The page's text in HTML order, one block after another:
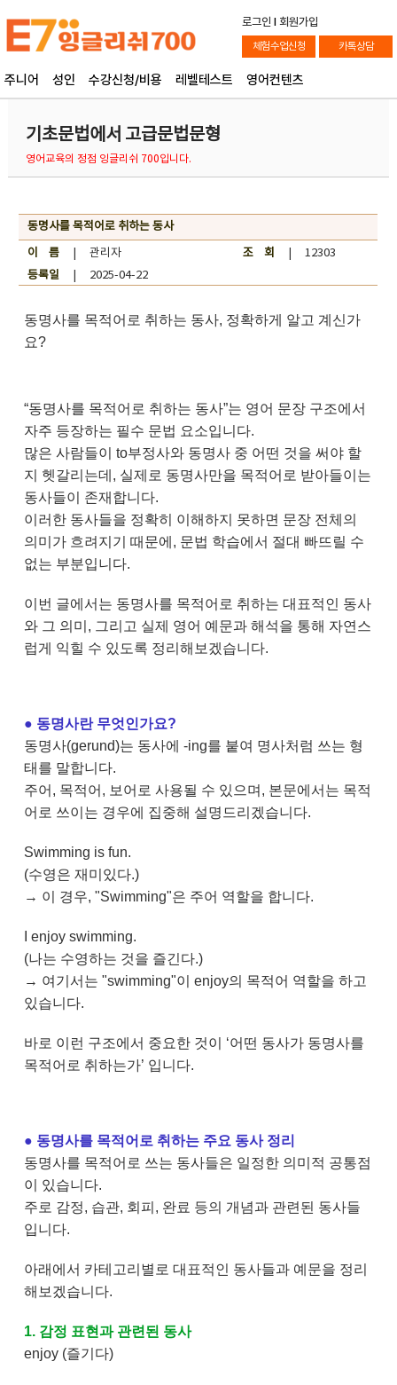
로그인 l 회원가입
체험수업신청 카톡상담
주니어 성인 수강신청/비용 레벨테스트 영어컨텐츠
기초문법에서 고급문법문형
영어교육의 정점 잉글리쉬 700입니다.
동명사를 목적어로 취하는 동사
이 름| 관리자 조 회
| 12303
등록일| 2025-04-22
동명사를 목적어로 취하는 동사, 정확하게 알고 계신가
요?
“동명사를 목적어로 취하는 동사”는 영어 문장 구조에서
자주 등장하는 필수 문법 요소입니다.
많은 사람들이 to부정사와 동명사 중 어떤 것을 써야 할
지 헷갈리는데, 실제로 동명사만을 목적어로 받아들이는
동사들이 존재합니다.
이러한 동사들을 정확히 이해하지 못하면 문장 전체의
의미가 흐려지기 때문에, 문법 학습에서 절대 빠뜨릴 수
없는 부분입니다.
이번 글에서는 동명사를 목적어로 취하는 대표적인 동사
와 그 의미, 그리고 실제 영어 예문과 해석을 통해 자연스
럽게 익힐 수 있도록 정리해보겠습니다.
● 동명사란 무엇인가요?
동명사(gerund)는 동사에 -ing를 붙여 명사처럼 쓰는 형
태를 말합니다.
주어, 목적어, 보어로 사용될 수 있으며, 본문에서는 목적
어로 쓰이는 경우에 집중해 설명드리겠습니다.
Swimming is fun.
(수영은 재미있다.)
→ 이 경우, "Swimming"은 주어 역할을 합니다.
I enjoy swimming.
(나는 수영하는 것을 즐긴다.)
→ 여기서는 "swimming"이 enjoy의 목적어 역할을 하고
있습니다.
바로 이런 구조에서 중요한 것이 ‘어떤 동사가 동명사를
목적어로 취하는가’ 입니다.
● 동명사를 목적어로 취하는 주요 동사 정리
동명사를 목적어로 쓰는 동사들은 일정한 의미적 공통점
이 있습니다.
주로 감정, 습관, 회피, 완료 등의 개념과 관련된 동사들
입니다.
아래에서 카테고리별로 대표적인 동사들과 예문을 정리
해보겠습니다.
1. 감정 표현과 관련된 동사
enjoy (즐기다)